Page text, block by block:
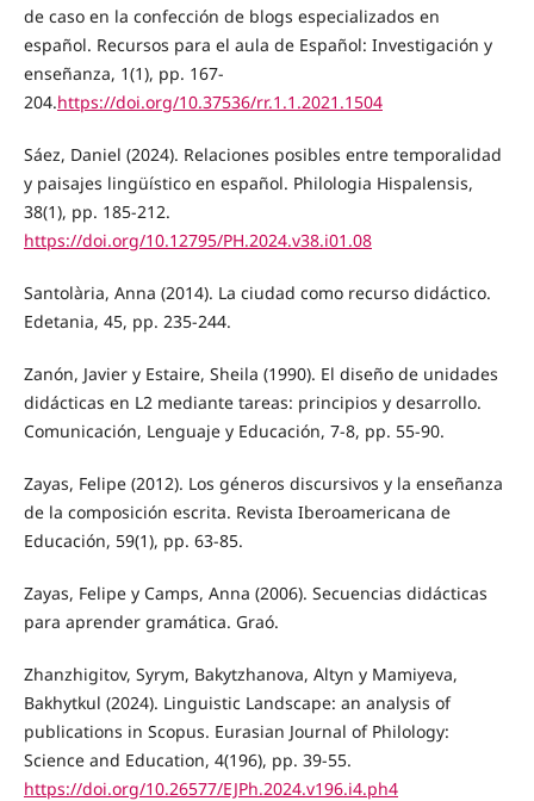
de caso en la confección de blogs especializados en
español. Recursos para el aula de Español: Investigación y
enseñanza, 1(1), pp. 167-
204.https://doi.org/10.37536/rr.1.1.2021.1504
Sáez, Daniel (2024). Relaciones posibles entre temporalidad
y paisajes lingüístico en español. Philologia Hispalensis,
38(1), pp. 185-212.
https://doi.org/10.12795/PH.2024.v38.i01.08
Santolària, Anna (2014). La ciudad como recurso didáctico.
Edetania, 45, pp. 235-244.
Zanón, Javier y Estaire, Sheila (1990). El diseño de unidades
didácticas en L2 mediante tareas: principios y desarrollo.
Comunicación, Lenguaje y Educación, 7-8, pp. 55-90.
Zayas, Felipe (2012). Los géneros discursivos y la enseñanza
de la composición escrita. Revista Iberoamericana de
Educación, 59(1), pp. 63-85.
Zayas, Felipe y Camps, Anna (2006). Secuencias didácticas
para aprender gramática. Graó.
Zhanzhigitov, Syrym, Bakytzhanova, Altyn y Mamiyeva,
Bakhytkul (2024). Linguistic Landscape: an analysis of
publications in Scopus. Eurasian Journal of Philology:
Science and Education, 4(196), pp. 39-55.
https://doi.org/10.26577/EJPh.2024.v196.i4.ph4